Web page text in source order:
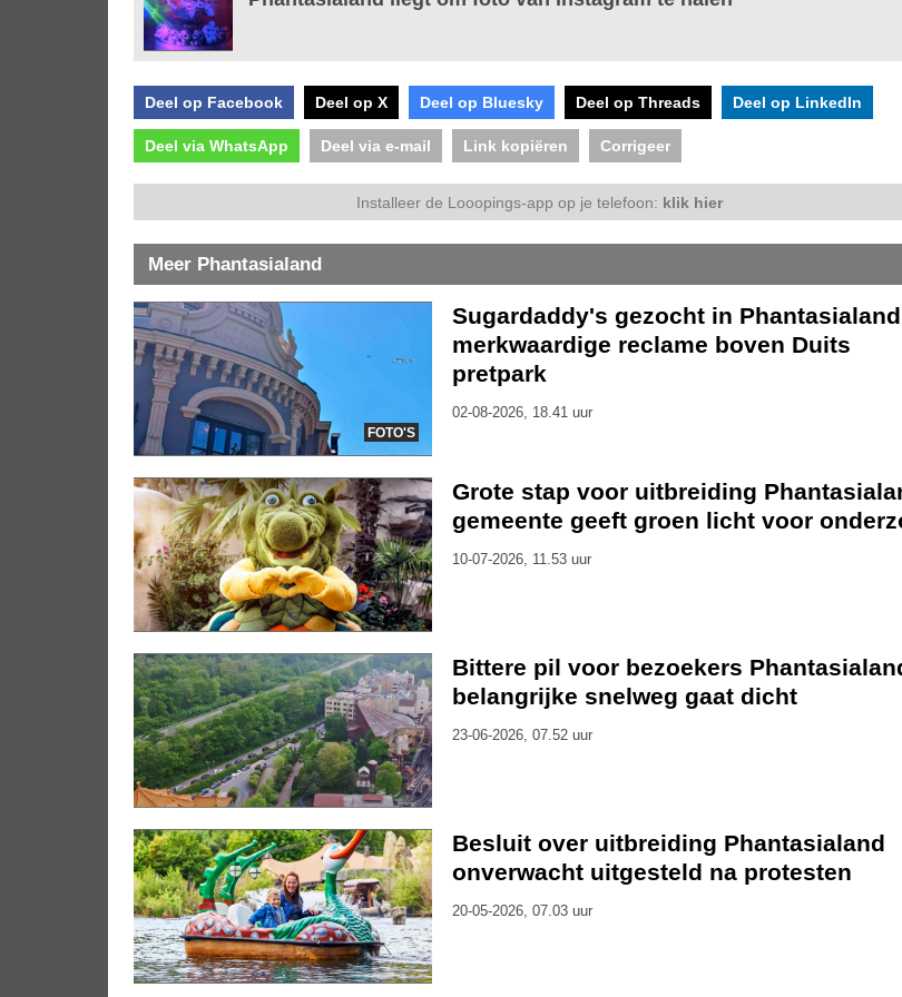
Deel op Facebook Deel op X Deel op Bluesky Deel op Threads Deel op LinkedIn
Deel via WhatsApp Deel via e-mail Link kopiëren Corrigeer
Installeer de Looopings-app op je telefoon: klik hier
Meer Phantasialand
FOTO'S
Sugardaddy's gezocht in
merkwaardige reclame boven Duits
pretpark
02-08-2026, 18.41 uur
Grote stap voor uitbreiding
gemeente geeft groen licht voor
10-07-2026, 11.53 uur
Bittere pil voor bezoekers
belangrijke snelweg gaat dicht
23-06-2026, 07.52 uur
Besluit over uitbreiding Phantasialand
onverwacht uitgesteld na protesten
20-05-2026, 07.03 uur